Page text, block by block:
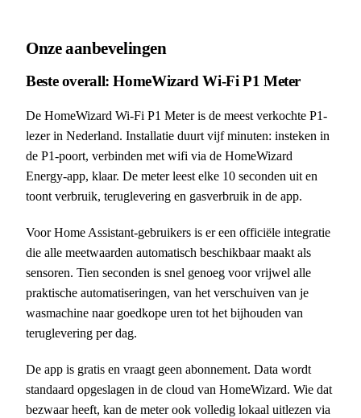
Onze aanbevelingen
Beste overall: HomeWizard Wi-Fi P1 Meter
De HomeWizard Wi-Fi P1 Meter is de meest verkochte P1-
lezer in Nederland. Installatie duurt vijf minuten: insteken in
de P1-poort, verbinden met wifi via de HomeWizard
Energy-app, klaar. De meter leest elke 10 seconden uit en
toont verbruik, teruglevering en gasverbruik in de app.
Voor Home Assistant-gebruikers is er een officiële integratie
die alle meetwaarden automatisch beschikbaar maakt als
sensoren. Tien seconden is snel genoeg voor vrijwel alle
praktische automatiseringen, van het verschuiven van je
wasmachine naar goedkope uren tot het bijhouden van
teruglevering per dag.
De app is gratis en vraagt geen abonnement. Data wordt
standaard opgeslagen in de cloud van HomeWizard. Wie dat
bezwaar heeft, kan de meter ook volledig lokaal uitlezen via